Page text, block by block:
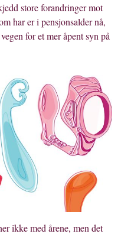
store forandringer mot
har er i pensjonsalder nå,
for et mer åpent syn på
ikke med årene, men det